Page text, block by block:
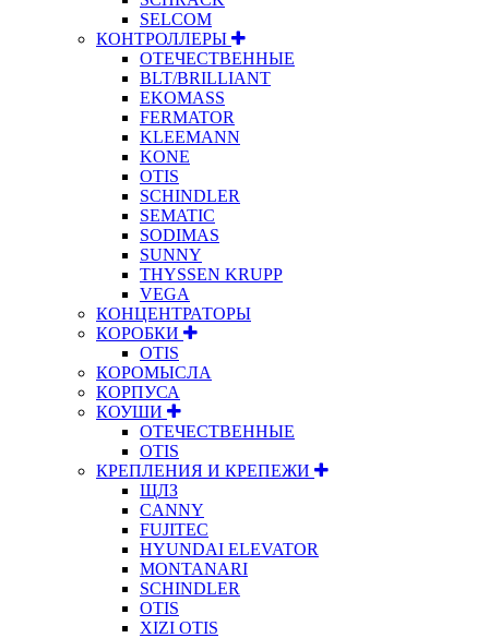
SELCOM
КОНТРОЛЛЕРЫ
ОТЕЧЕСТВЕННЫЕ
BLT/BRILLIANT
EKOMASS
FERMATOR
KLEEMANN
KONE
OTIS
SCHINDLER
SEMATIC
SODIMAS
SUNNY
THYSSEN KRUPP
VEGA
КОНЦЕНТРАТОРЫ
КОРОБКИ
OTIS
КОРОМЫСЛА
КОРПУСА
КОУШИ
ОТЕЧЕСТВЕННЫЕ
OTIS
КРЕПЛЕНИЯ И КРЕПЕЖИ
ЩЛЗ
CANNY
FUJITEC
HYUNDAI ELEVATOR
MONTANARI
SCHINDLER
OTIS
XIZI OTIS